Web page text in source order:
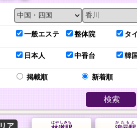
一般エステ 整体院 タ
日本人 中香台 韓
掲載順 新着順
検索
ア かたもと
はやしみち